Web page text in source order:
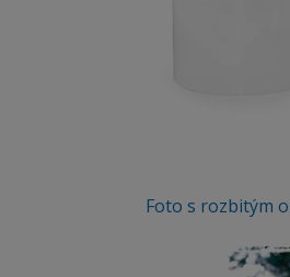
Foto s rozbitým